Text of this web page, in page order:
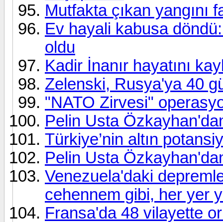
Mutfakta çıkan yangını
Ev hayali kabusa
oldu
Kadir İnanır hayatını
Zelenski, Rusya'ya 40
"NATO Zirvesi"
Pelin Usta
Türkiye’nin altın
Pelin Usta
Venezuela'daki
cehennem gibi, her yer
Fransa'da 48 vilayette